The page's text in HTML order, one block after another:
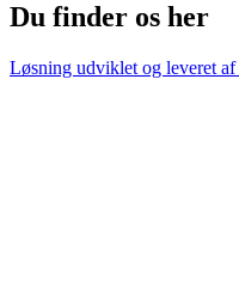
Du finder os her
Løsning udviklet og leveret af